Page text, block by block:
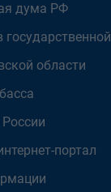
дума РФ
государственной
области
портал